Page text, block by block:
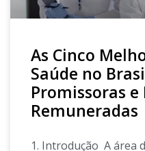
As Cinco
Saúde no
Promissoras e
Remuneradas
1. Introdução A área